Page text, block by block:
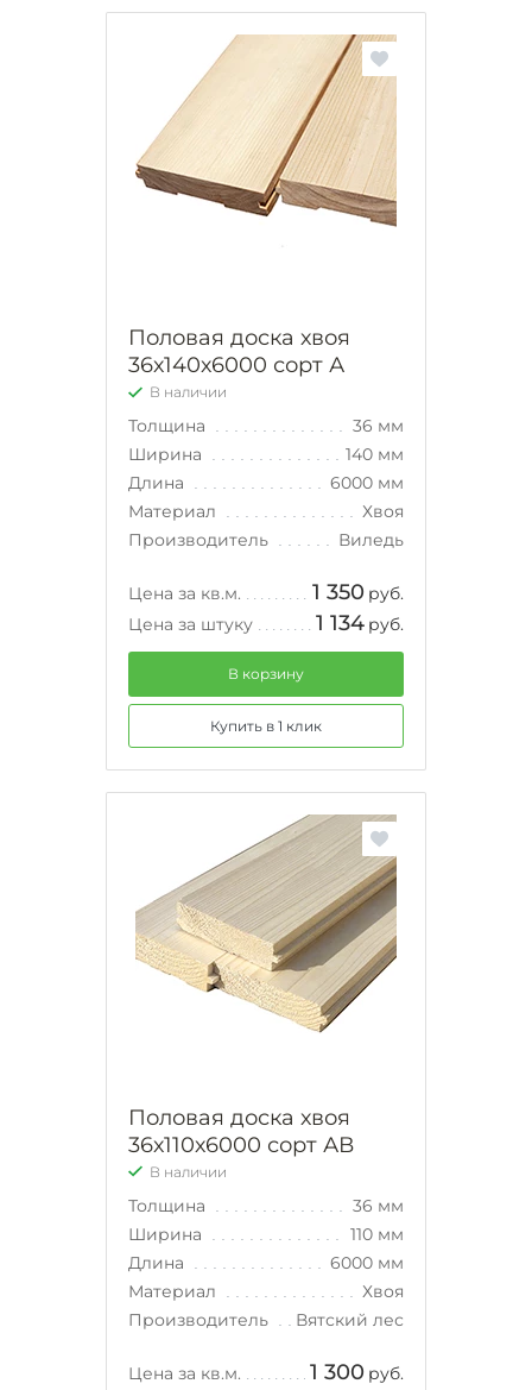
Половая доска хвоя
36х140х6000 сорт А
В наличии
Толщина
36 мм
Ширина
140 мм
Длина
6000 мм
Материал
Хвоя
Производитель
Виледь
Цена за кв.м. 1 350 руб.
Цена за штуку
1 134 руб.
В корзину
Купить в 1 клик
Половая доска хвоя
36х110х6000 сорт АВ
В наличии
Толщина
36 мм
Ширина
110 мм
Длина
6000 мм
Материал
Хвоя
Производитель
Вятский лес
Цена за кв.м. 1 300 руб.